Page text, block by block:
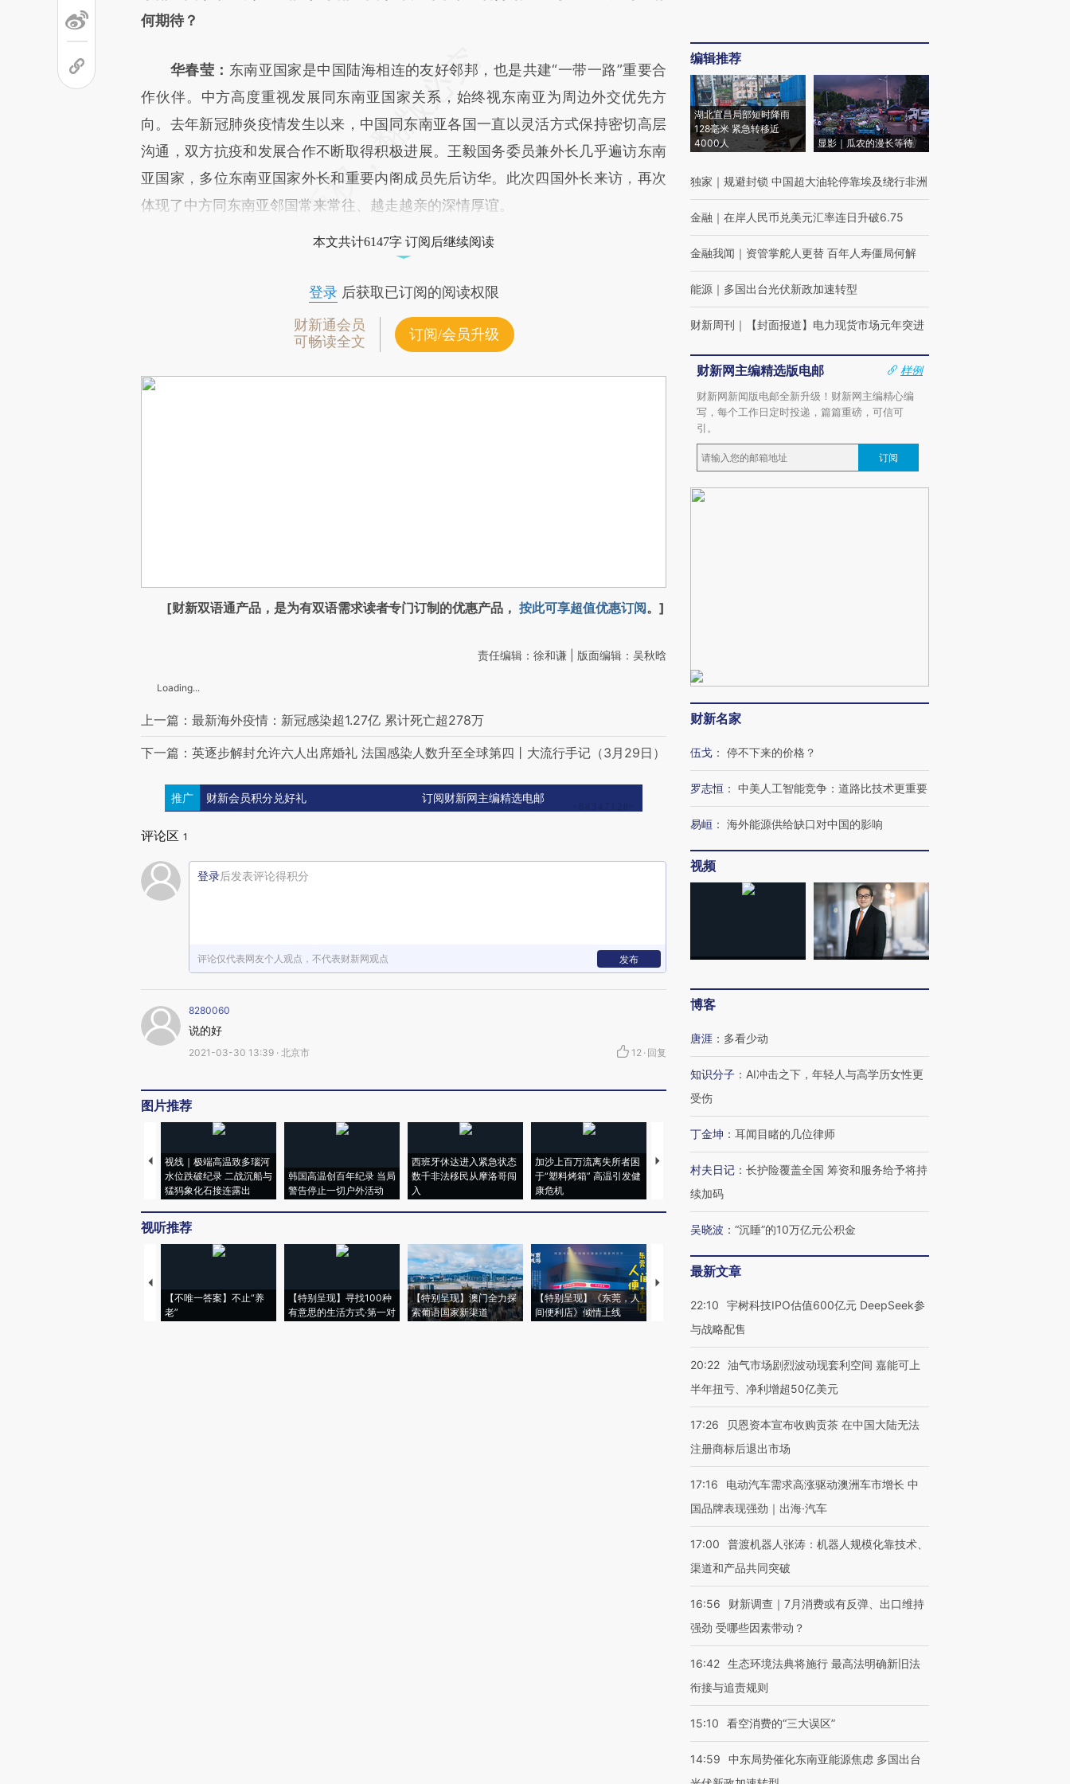
何期待？
华春莹： 东南亚国家是中国陆海相连的友好邻邦，也是共建“一带一路”重要合
作伙伴。中方高度重视发展同东南亚国家关系，始终视东南亚为周边外交优先方
向。去年新冠肺炎疫情发生以来，中国同东南亚各国一直以灵活方式保持密切高层
沟通，双方抗疫和发展合作不断取得积极进展。王毅国务委员兼外长几乎遍访东南
亚国家，多位东南亚国家外长和重要内阁成员先后访华。此次四国外长来访，再次
体现了中方同东南亚邻国常来常往、越走越亲的深情厚谊。
本文共计6147字 订阅后继续阅读
登录后获取已订阅的阅读权限
财新通会员
可畅读全文
订阅/会员升级
[财新双语通产品，是为有双语需求读者专门订制的优惠产品， 按此可享超值优惠订阅。]
责任编辑：徐和谦 | 版面编辑：吴秋晗
Loading...
上一篇：最新海外疫情：新冠感染超1.27亿 累计死亡超278万
下一篇：英逐步解封允许六人出席婚礼 法国感染人数升至全球第四丨大流行手记（3月29日）
推广 财新会员积分兑好礼 订阅财新网主编精选电邮
评论区 1
登录后发表评论得积分
评论仅代表网友个人观点，不代表财新网观点 发布
8280060
说的好
2021-03-30 13:39 · 北京市 12 · 回复
图片推荐
视线｜极端高温致多瑙河
水位跌破纪录 二战沉船与
猛犸象化石接连露出
韩国高温创百年纪录 当局
警告停止一切户外活动
西班牙休达进入紧急状态
数千非法移民从摩洛哥闯
入
加沙上百万流离失所者困
于“塑料烤箱” 高温引发健
康危机
视线｜HYROX的吸金
术：是什么让中产们甘
心“花钱找虐”？
马航飞行员跨国走私7万
粒摇头丸 尿检体内含3种
视线｜被称为“蟑螂”的印
度Z世代 用街头抗争将教
视听推荐
【不唯一答案】不止“养
老”
【特别呈现】寻找100种
有意思的生活方式·第一对
【特别呈现】澳门全力探
索葡语国家新渠道
【特别呈现】《东莞，人
间便利店》倾情上线
【推广】走进第四届链博
会，让数智科技“链”接产
【特别呈现】寻找100种
有意思的生活方式·第三对
CFO：不靠规模取胜，华
住三大增长引擎是什么？
编辑推荐
湖北宜昌局部短时降雨
128毫米 紧急转移近
4000人
显影｜瓜农的漫长等待
独家 ｜ 规避封锁 中国超大油轮停靠埃及绕行非洲
金融 ｜ 在岸人民币兑美元汇率连日升破6.75
金融我闻 ｜ 资管掌舵人更替 百年人寿僵局何解
能源 ｜ 多国出台光伏新政加速转型
财新周刊 ｜ 【封面报道】电力现货市场元年突进
财新网主编精选版电邮
样例
财新网新闻版电邮全新升级！财新网主编精心编
写，每个工作日定时投递，篇篇重磅，可信可
引。
订阅
财新名家
伍戈 ： 停不下来的价格？
罗志恒 ： 中美人工智能竞争：道路比技术更重要
易峘 ： 海外能源供给缺口对中国的影响
视频
博客
唐涯 ： 多看少动
知识分子 ： AI冲击之下，年轻人与高学历女性更
受伤
丁金坤 ： 耳闻目睹的几位律师
村夫日记 ： 长护险覆盖全国 筹资和服务给予将持
续加码
吴晓波 ： “沉睡”的10万亿元公积金
最新文章
22:10
宇树科技IPO估值600亿元 DeepSeek参
与战略配售
20:22 油气市场剧烈波动现套利空间 嘉能可上
半年扭亏、净利增超50亿美元
17:26
贝恩资本宣布收购贡茶 在中国大陆无法
注册商标后退出市场
17:16
电动汽车需求高涨驱动澳洲车市增长 中
国品牌表现强劲｜出海·汽车
17:00
普渡机器人张涛：机器人规模化靠技术、
渠道和产品共同突破
16:56
财新调查｜7月消费或有反弹、出口维持
强劲 受哪些因素带动？
16:42 生态环境法典将施行 最高法明确新旧法
衔接与追责规则
15:10 看空消费的“三大误区”
14:59
中东局势催化东南亚能源焦虑 多国出台